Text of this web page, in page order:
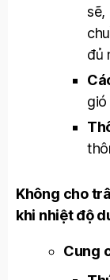
đủ
gió
Không cho
khi nhiệt độ
Cung